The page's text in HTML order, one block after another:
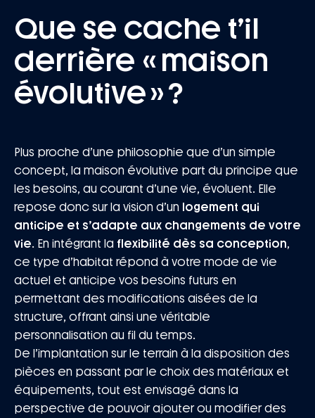
Que se cache t’il
derrière « maison
évolutive » ?
Plus proche d’une philosophie que d’un simple
concept, la maison évolutive part du principe que
les besoins, au courant d’une vie, évoluent. Elle
repose donc sur la vision d’un logement qui
anticipe et s’adapte aux changements de votre
vie. En intégrant la flexibilité dès sa conception,
ce type d’habitat répond à votre mode de vie
actuel et anticipe vos besoins futurs en
permettant des modifications aisées de la
structure, offrant ainsi une véritable
personnalisation au fil du temps.
De l’implantation sur le terrain à la disposition des
pièces en passant par le choix des matériaux et
équipements, tout est envisagé dans la
perspective de pouvoir ajouter ou modifier des